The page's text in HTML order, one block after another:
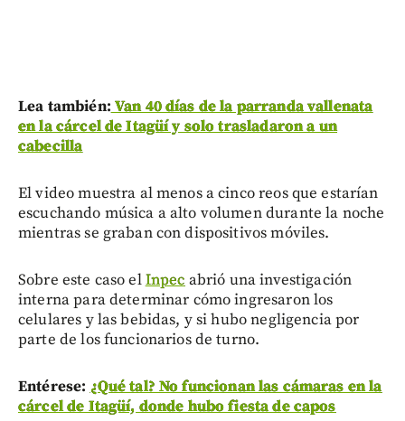
Lea también: Van 40 días de la parranda vallenata
en la cárcel de Itagüí y solo trasladaron a un
cabecilla
El video muestra al menos a cinco reos que estarían
escuchando música a alto volumen durante la noche
mientras se graban con dispositivos móviles.
Sobre este caso elInpec abrió una investigación
interna para determinar cómo ingresaron los
celulares y las bebidas, y si hubo negligencia por
parte de los funcionarios de turno.
Entérese: ¿Qué tal? No funcionan las cámaras en la
cárcel de Itagüí, donde hubo fiesta de capos